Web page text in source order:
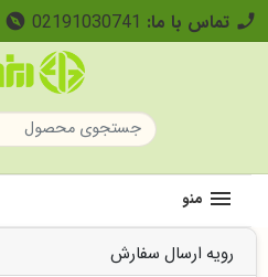
call تماس با ما: 02191030741
explore
منو
رویه ارسال سفارش